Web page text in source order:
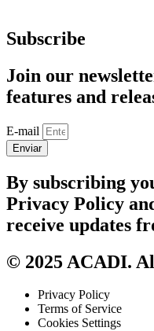
Subscribe
Join our
features and
E-mail
Enviar
By subscribing
Privacy Policy
receive updates
© 2025 ACADI.
Privacy Policy
Terms of Service
Cookies Settings